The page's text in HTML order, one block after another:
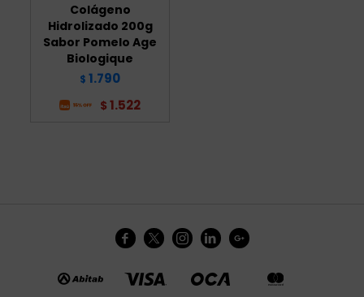
Colágeno
Hidrolizado 200g
Sabor Pomelo Age
Biologique
$ 1.790
$ 1.522
    